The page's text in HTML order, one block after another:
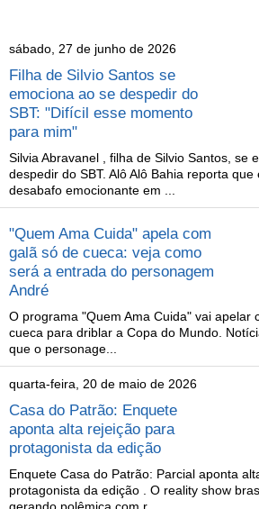
sábado, 27 de junho de 2026
Filha de Silvio Santos se
emociona ao se despedir do
SBT: "Difícil esse momento
para mim"
Silvia Abravanel , filha de Silvio Santos, se
despedir do SBT. Alô Alô Bahia reporta que
desabafo emocionante em ...
"Quem Ama Cuida" apela com
galã só de cueca: veja como
será a entrada do personagem
André
O programa "Quem Ama Cuida" vai apelar
cueca para driblar a Copa do Mundo.
que o personage...
quarta-feira, 20 de maio de 2026
Casa do Patrão: Enquete
aponta alta rejeição para
protagonista da edição
Enquete Casa do Patrão: Parcial aponta
protagonista da edição . O reality show